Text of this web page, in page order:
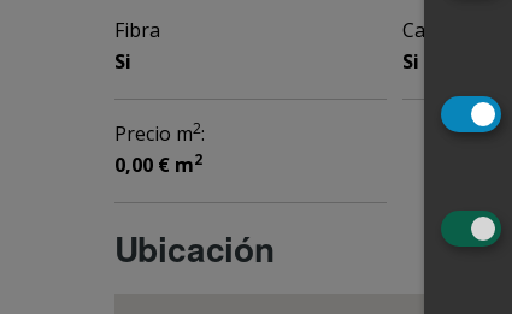
Fibra
Si
Calefacción
Si
Precio m2:
0,00 € m2
Ubicación